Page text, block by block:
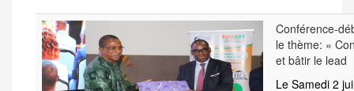
Conférence-
le thème: «
et bâtir le lead
Le Samedi 2